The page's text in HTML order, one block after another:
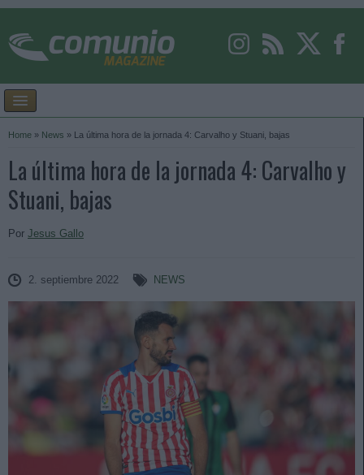
Home » News » La última hora de la jornada 4: Carvalho y Stuani, bajas
La última hora de la jornada 4: Carvalho y
Stuani, bajas
Por Jesus Gallo
2. septiembre 2022 NEWS